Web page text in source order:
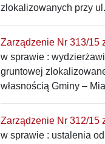
zlokalizowanych przy
Zarządzenie Nr 313/15
w sprawie :
gruntowej
własnością Gminy –
Zarządzenie Nr 312/15
w sprawie : ustalenia